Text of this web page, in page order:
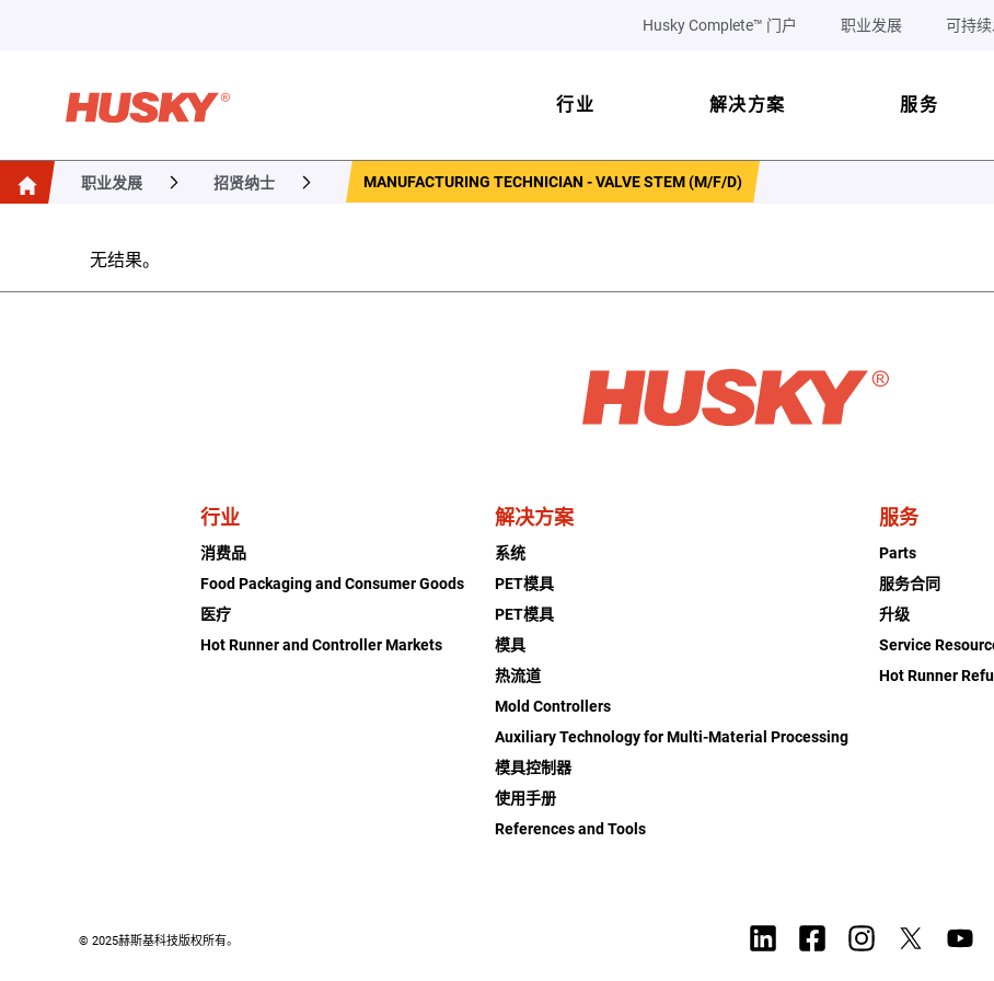
Husky Complete™ 门户 职业发展 可持
行业 解决方案 服务
职业发展 招贤纳士 MANUFACTURING TECHNICIAN - VALVE STEM (M/F/D)
无结果。
行业
消费品
Food Packaging and Consumer Goods
医疗
Hot Runner and Controller Markets
解决方案
系统
PET模具
PET模具
模具
热流道
Mold Controllers
Auxiliary Technology for Multi-Material Processing
模具控制器
使用手册
References and Tools
服务
Parts
服务合同
升级
Service
Hot Runner
© 2025赫斯基科技版权所有。